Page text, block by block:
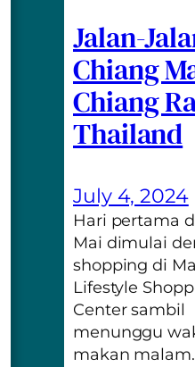
Jalan-
Chiang
Chiang
Thailand
July 4, 2024
Hari pertama
Mai dimulai
shopping di
Lifestyle
Center sambil
menunggu
makan